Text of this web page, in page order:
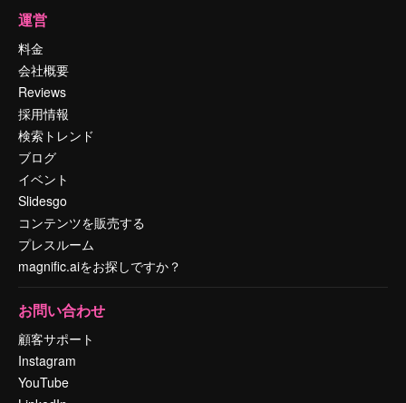
運営
料金
会社概要
Reviews
採用情報
検索トレンド
ブログ
イベント
Slidesgo
コンテンツを販売する
プレスルーム
magnific.aiをお探しですか？
お問い合わせ
顧客サポート
Instagram
YouTube